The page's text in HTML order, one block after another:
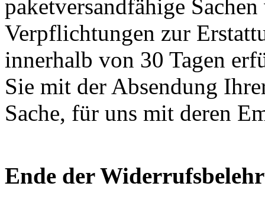
paketversandfähige
Verpflichtungen zur
innerhalb von 30 Tagen
Sie mit der Absendung
Sache, für uns mit deren
Ende der